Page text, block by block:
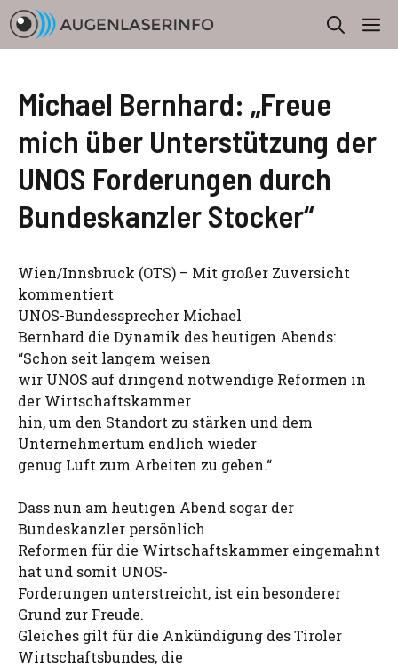
Zum
Inhalt
springen
Michael Bernhard: „Freue
mich über Unterstützung der
UNOS Forderungen durch
Bundeskanzler Stocker“
Wien/Innsbruck (OTS) – Mit großer Zuversicht
kommentiert
UNOS-Bundessprecher Michael
Bernhard die Dynamik des heutigen Abends:
“Schon seit langem weisen
wir UNOS auf dringend notwendige Reformen in
der Wirtschaftskammer
hin, um den Standort zu stärken und dem
Unternehmertum endlich wieder
genug Luft zum Arbeiten zu geben.“
Dass nun am heutigen Abend sogar der
Bundeskanzler persönlich
Reformen für die Wirtschaftskammer eingemahnt
hat und somit UNOS-
Forderungen unterstreicht, ist ein besonderer
Grund zur Freude.
Gleiches gilt für die Ankündigung des Tiroler
Wirtschaftsbundes, die